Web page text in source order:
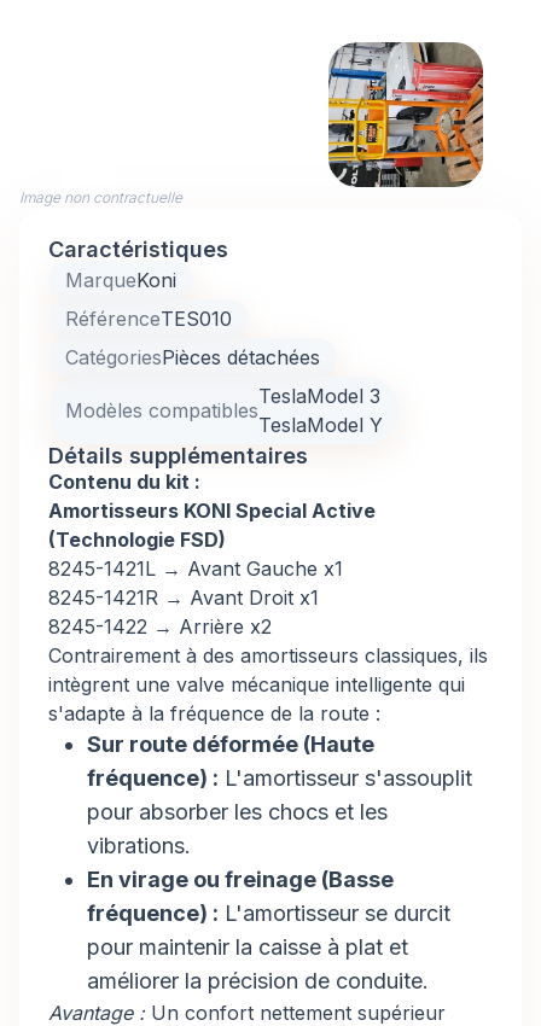
Image non contractuelle
Caractéristiques
MarqueKoni
RéférenceTES010
CatégoriesPièces détachées
Modèles compatibles
TeslaModel 3
TeslaModel Y
Détails supplémentaires
Contenu du kit :
Amortisseurs KONI Special Active
(Technologie FSD)
8245-1421L → Avant Gauche x1
8245-1421R → Avant Droit x1
8245-1422 → Arrière x2
Contrairement à des amortisseurs classiques, ils
intègrent une valve mécanique intelligente qui
s'adapte à la fréquence de la route :
Sur route déformée (Haute
fréquence) : L'amortisseur s'assouplit
pour absorber les chocs et les
vibrations.
En virage ou freinage (Basse
fréquence) : L'amortisseur se durcit
pour maintenir la caisse à plat et
améliorer la précision de conduite.
Avantage :Un confort nettement supérieur